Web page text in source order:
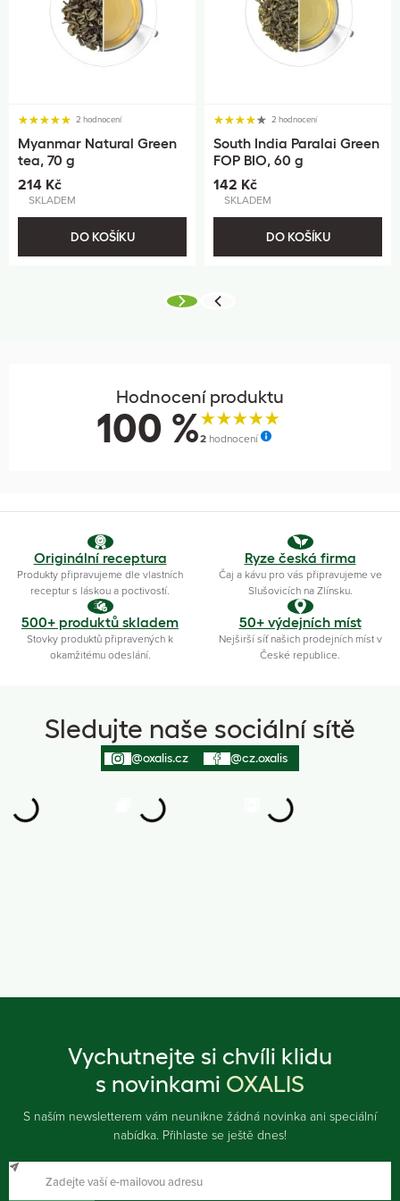
2 hodnocení
Myanmar Natural Green
tea, 70 g
214 Kč
SKLADEM
DO KOŠÍKU
2 hodnocení
South India Paralai Green
FOP BIO, 60 g
142 Kč
SKLADEM
DO KOŠÍKU
Hodnocení produktu
100 %2 hodnocení
Originální receptura
Produkty připravujeme dle vlastních
receptur s láskou a poctivostí.
Ryze česká firma
Čaj a kávu pro vás připravujeme ve
Slušovicích na Zlínsku.
500+ produktů skladem
Stovky produktů připravených k
okamžitému odeslání.
50+ výdejních míst
Nejširší síť našich prodejních míst v
České republice.
Sledujte naše sociální sítě
@oxalis.cz @cz.oxalis
Vychutnejte si chvíli klidu
s novinkami OXALIS
S naším newsletterem vám neunikne žádná novinka ani speciální
nabídka. Přihlaste se ještě dnes!